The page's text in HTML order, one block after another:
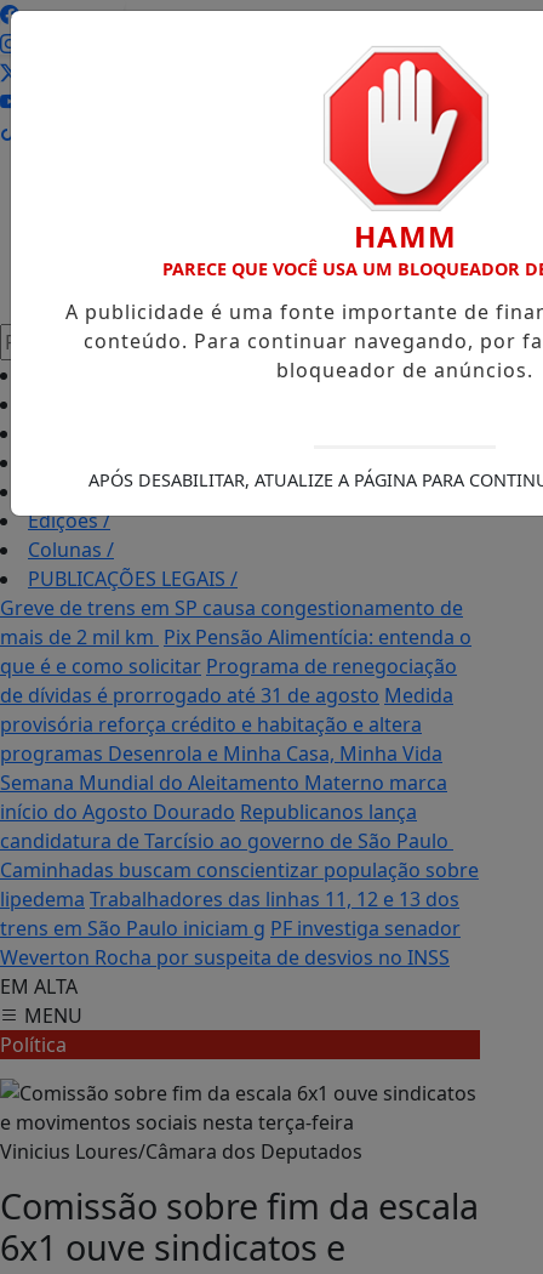
Pesquisar Notícia
Interior/
Edições/
Colunas /
PUBLICAÇÕES LEGAIS /
Greve de trens em SP causa congestionamento de
mais de 2 mil km Pix Pensão Alimentícia: entenda o
que é e como solicitar Programa de renegociação
de dívidas é prorrogado até 31 de agosto Medida
provisória reforça crédito e habitação e altera
programas Desenrola e Minha Casa, Minha Vida
Semana Mundial do Aleitamento Materno marca
início do Agosto Dourado Republicanos lança
candidatura de Tarcísio ao governo de São Paulo
Caminhadas buscam conscientizar população sobre
lipedema Trabalhadores das linhas 11, 12 e 13 dos
trens em São Paulo iniciam g PF investiga senador
Weverton Rocha por suspeita de desvios no INSS
EM ALTA
MENU
Política
Vinicius Loures/Câmara dos Deputados
Comissão sobre fim da escala
6x1 ouve sindicatos e
HAMM
PARECE QUE VOCÊ USA UM BLOQUEADOR
A publicidade é uma fonte importante de
conteúdo. Para continuar navegando, por
bloqueador de anúncios.
APÓS DESABILITAR, ATUALIZE A PÁGINA PARA